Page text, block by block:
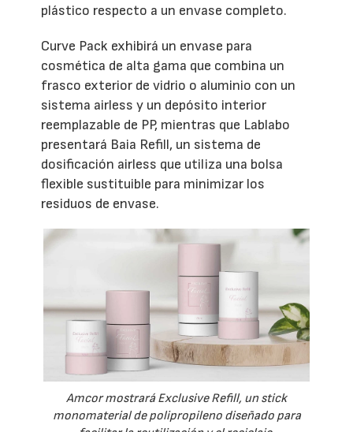
plástico respecto a un envase completo.
Curve Pack exhibirá un envase para
cosmética de alta gama que combina un
frasco exterior de vidrio o aluminio con un
sistema airless y un depósito interior
reemplazable de PP, mientras que Lablabo
presentará Baia Refill, un sistema de
dosificación airless que utiliza una bolsa
flexible sustituible para minimizar los
residuos de envase.
Amcor mostrará Exclusive Refill, un stick
monomaterial de polipropileno diseñado para